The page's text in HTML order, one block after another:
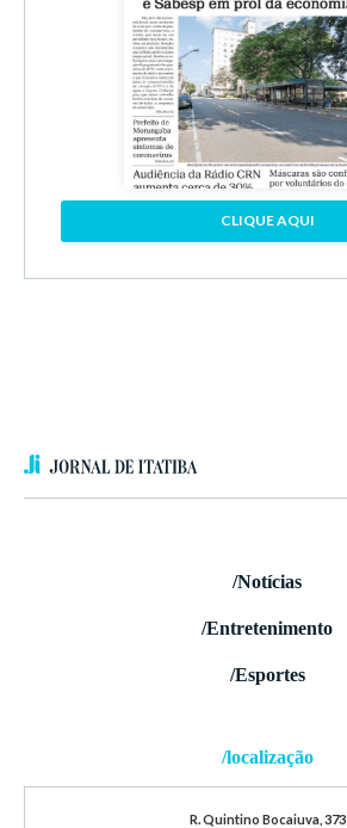
CLIQUE AQUI
/Notícias
/Entretenimento
/Esportes
/localização
R. Quintino Bocaiuva, 373